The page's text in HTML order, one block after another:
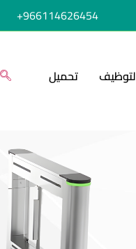
966114626454+
تحميل